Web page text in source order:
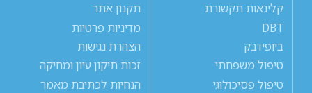
קלינאות תקשורת
DBT
ביופידבק
טיפול משפחתי
טיפול פסיכולוגי
תקנון אתר
מדיניות פרטיות
הצהרת נגישות
זכות תיקון עיון ומחיקה
הנחיות לכתיבת מאמר